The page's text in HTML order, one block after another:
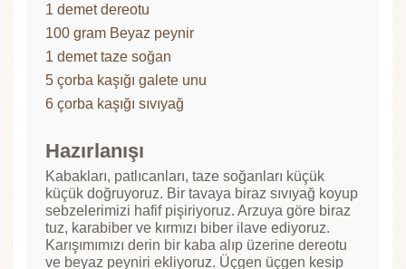
1 demet dereotu
100 gram Beyaz peynir
1 demet taze soğan
5 çorba kaşığı galete unu
6 çorba kaşığı sıvıyağ
Hazırlanışı
Kabakları, patlıcanları, taze soğanları küçük
küçük doğruyoruz. Bir tavaya biraz sıvıyağ koyup
sebzelerimizi hafif pişiriyoruz. Arzuya göre biraz
tuz, karabiber ve kırmızı biber ilave ediyoruz.
Karışımımızı derin bir kaba alıp üzerine dereotu
ve beyaz peyniri ekliyoruz. Üçgen üçgen kesip